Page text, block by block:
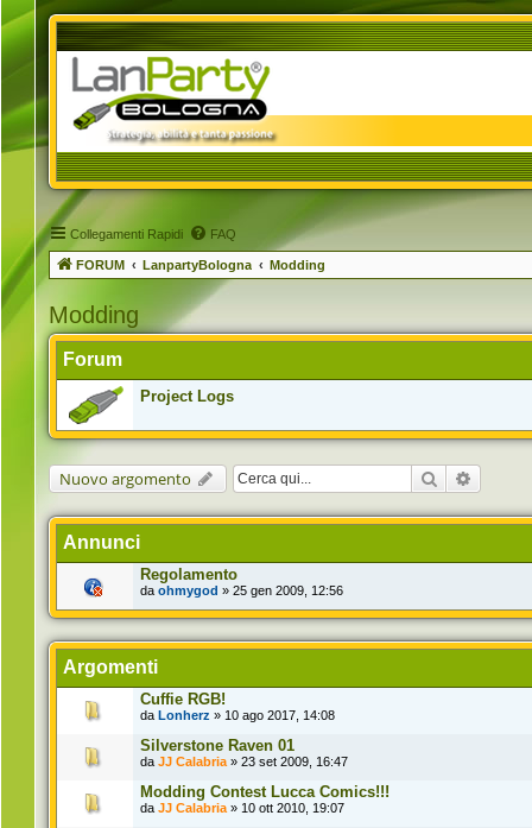
Collegamenti Rapidi FAQ
FORUM LanpartyBologna Modding
Modding
Forum
Project Logs
Nuovo argomento Cerca
Annunci
Regolamento
da ohmygod » 25 gen 2009, 12:56
Argomenti
Cuffie RGB!
da Lonherz » 10 ago 2017, 14:08
Silverstone Raven 01
da JJ Calabria » 23 set 2009, 16:47
Modding Contest Lucca Comics!!!
da JJ Calabria » 10 ott 2010, 19:07